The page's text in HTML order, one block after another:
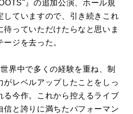
』の追加公演、ホール規
していますので、引き続きこれ
待っていただけたらなと思いま
ジを去った。
界中で多くの経験を重ね、制
がレベルアップしたことをしっ
る今作。これから控えるライブ
信と誇りに満ちたパフォーマン